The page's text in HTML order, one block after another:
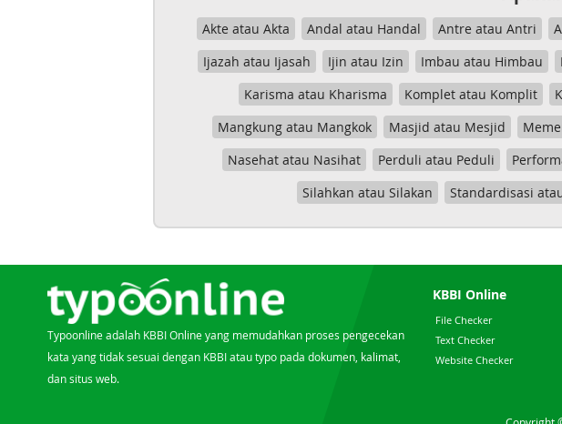
Akte atau Akta Andal atau Handal Antre atau Antri
Ijazah atau Ijasah
Ijin atau Izin Imbau atau Himbau
Karisma atau Kharisma
Komplet atau Komplit
Mangkung atau Mangkok
Masjid atau Mesjid
Nasehat atau Nasihat
Perduli atau Peduli
Silahkan atau Silakan
Standardisasi
Typoonline adalah KBBI Online yang memudahkan proses pengecekan
kata yang tidak sesuai dengan KBBI atau typo pada dokumen, kalimat,
dan situs web.
KBBI Online
File Checker
Text Checker
Website Checker